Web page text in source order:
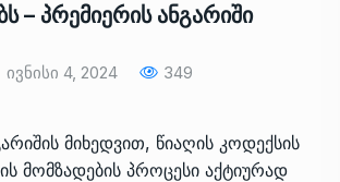
– პრემიერის ანგარიში
Ივნისი 4, 2024 349
მიხედვით, წიაღის კოდექსის
მომზადების პროცესი აქტიურად